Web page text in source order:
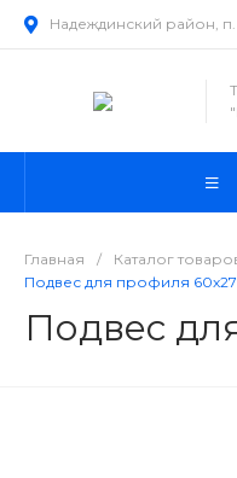
Надеждинский район,
Главная / Каталог
Подвес для профиля
Подвес